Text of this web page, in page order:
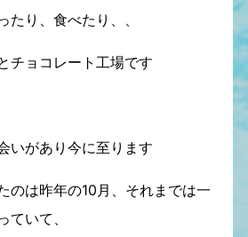
たり、食べたり、、
チョコレート工場です
いがあり今に至ります
のは昨年の10月、それまでは一
ていて、